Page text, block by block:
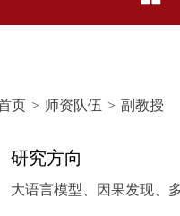
页 > 师资队伍 > 副教授
研究方向
大语言模型、因果发现、